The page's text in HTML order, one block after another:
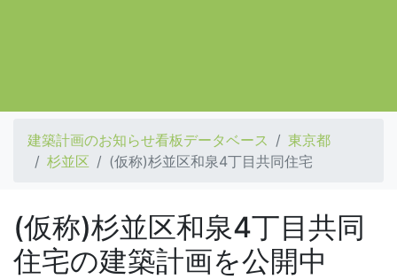
建築計画のお知らせ看板データベース
東京都
杉並区
(仮称)杉並区和泉4丁目共同住宅
(仮称)杉並区和泉4丁目共同
住宅の建築計画を公開中